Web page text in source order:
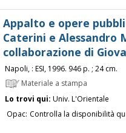
Appalto e opere
Caterini e Alessandro
collaborazione di
Napoli, : ESI, 1996. 946 p. ; 24 cm.
Materiale a stampa
Lo trovi qui: Univ. L'Orientale
Opac: Controlla la disponibilità